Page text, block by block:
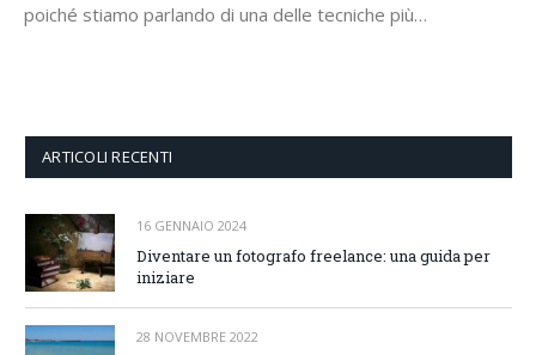
poiché stiamo parlando di una delle tecniche più…
ARTICOLI RECENTI
16 GENNAIO 2024
Diventare un fotografo freelance: una guida per
iniziare
28 NOVEMBRE 2022